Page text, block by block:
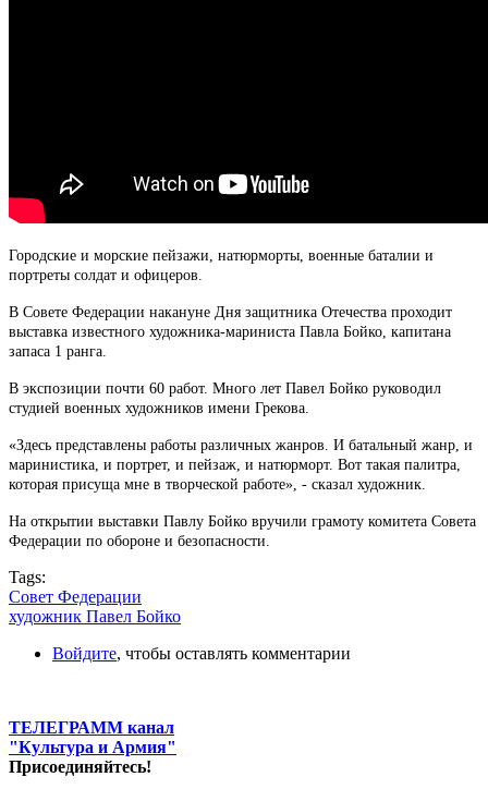
Городские и морские пейзажи, натюрморты, военные баталии и
портреты солдат и офицеров.
В Совете Федерации накануне Дня защитника Отечества проходит
выставка известного художника-мариниста Павла Бойко, капитана
запаса 1 ранга.
В экспозиции почти 60 работ. Много лет Павел Бойко руководил
студией военных художников имени Грекова.
«Здесь представлены работы различных жанров. И батальный жанр, и
маринистика, и портрет, и пейзаж, и натюрморт. Вот такая палитра,
которая присуща мне в творческой работе», - сказал художник.
На открытии выставки Павлу Бойко вручили грамоту комитета Совета
Федерации по обороне и безопасности.
Tags:
Совет Федерации
художник Павел Бойко
Войдите, чтобы оставлять комментарии
ТЕЛЕГРАММ канал
"Культура и Армия"
Присоединяйтесь!